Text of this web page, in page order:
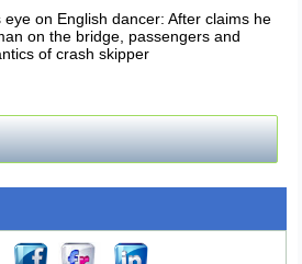
on English dancer: After claims he
on the bridge, passengers and
of crash skipper